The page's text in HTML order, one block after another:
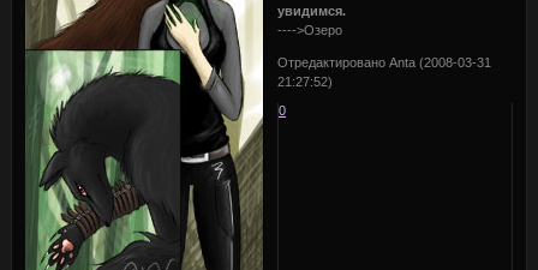
увидимся.
---->Озеро
Отредактировано Anta (2008-03-31
21:27:52)
0